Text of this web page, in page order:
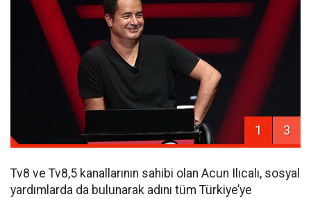
1 3
Tv8 ve Tv8,5 kanallarının sahibi olan Acun Ilıcalı, sosyal
yardımlarda da bulunarak adını tüm Türkiye’ye